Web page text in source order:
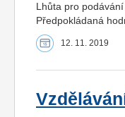
Lhůta pro
Předpokládaná
12. 11. 2019